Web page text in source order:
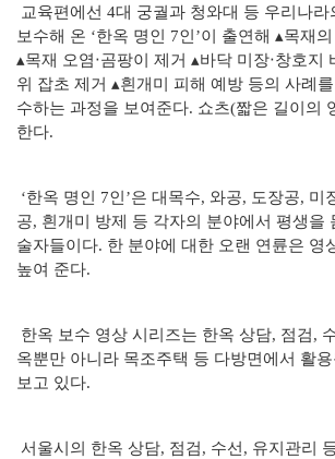
교육편에선 4대 궁궐과 청와대 등 우리나라
보수해 온 ‘한옥 명인 7인’이 출연해 ▴목재
▴목재 오염‧곰팡이 제거 ▴바닥 미장‧창호지
위 잡초 제거 ▴흰개미 피해 예방 등의 사례
수하는 과정을 보여준다. 쇼츠(짧은 길이의
한다.
‘한옥 명인 7인’은 대목수, 와공, 도장공, 미
공, 흰개미 방제 등 각자의 분야에서 평생을
술자들이다. 한 분야에 대한 오랜 연륜은 영
높여 준다.
한옥 보수 영상 시리즈는 한옥 상담, 점검,
옥뿐만 아니라 목조주택 등 다방면에서 활
보고 있다.
서울시의 한옥 상담, 점검, 수선, 유지관리